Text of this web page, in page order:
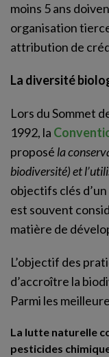
moins 5 ans
organisation
attribution de
La diversité
Lors du Sommet
1992, la
proposé la
biodiversité) et
objectifs clés
est souvent
matière de
L’objectif des
d’accroître la
Parmi les
La lutte naturelle
pesticides